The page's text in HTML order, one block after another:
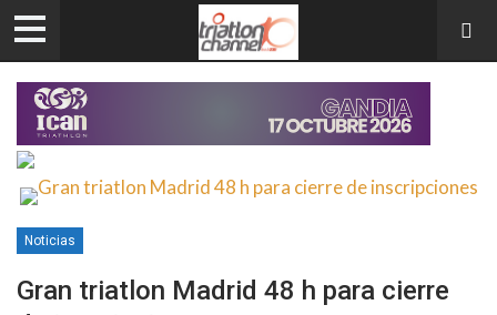
Noticias
Gran triatlon Madrid 48 h para cierre